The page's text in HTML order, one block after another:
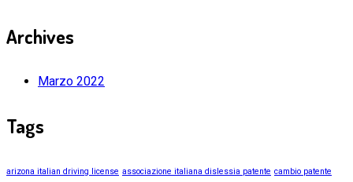
Archives
Marzo 2022
Tags
arizona italian driving license associazione italiana dislessia patente cambio patente